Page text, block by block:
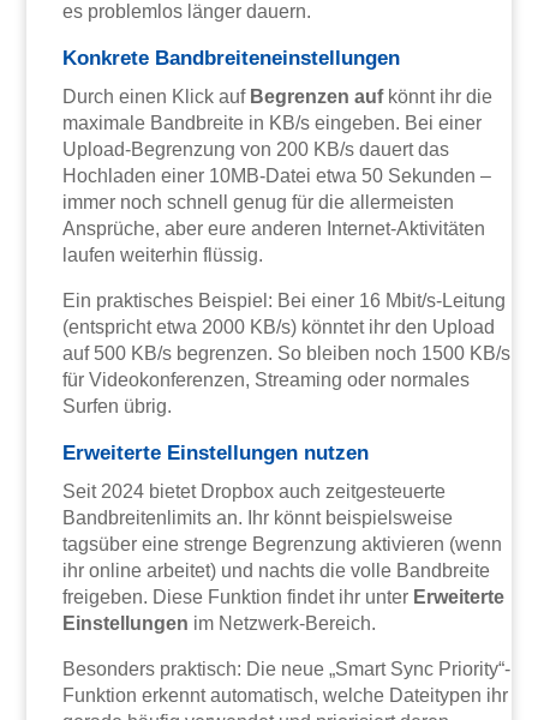
es problemlos länger dauern.
Konkrete Bandbreiteneinstellungen
Durch einen Klick auf Begrenzen aufkönnt ihr die
maximale Bandbreite in KB/s eingeben. Bei einer
Upload-Begrenzung von 200 KB/s dauert das
Hochladen einer 10MB-Datei etwa 50 Sekunden –
immer noch schnell genug für die allermeisten
Ansprüche, aber eure anderen Internet-Aktivitäten
laufen weiterhin flüssig.
Ein praktisches Beispiel: Bei einer 16 Mbit/s-Leitung
(entspricht etwa 2000 KB/s) könntet ihr den Upload
auf 500 KB/s begrenzen. So bleiben noch 1500 KB/s
für Videokonferenzen, Streaming oder normales
Surfen übrig.
Erweiterte Einstellungen nutzen
Seit 2024 bietet Dropbox auch zeitgesteuerte
Bandbreitenlimits an. Ihr könnt beispielsweise
tagsüber eine strenge Begrenzung aktivieren (wenn
ihr online arbeitet) und nachts die volle Bandbreite
freigeben. Diese Funktion findet ihr unter Erweiterte
Einstellungen im Netzwerk-Bereich.
Besonders praktisch: Die neue „Smart Sync Priority“-
Funktion erkennt automatisch, welche Dateitypen ihr